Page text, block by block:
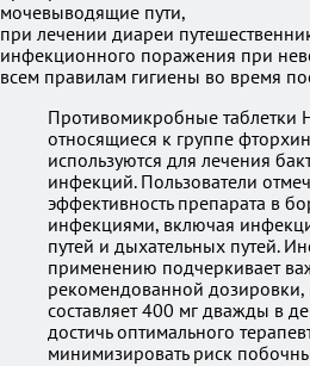
мочевыводящие пути,
при лечении диареи
инфекционного поражения при
всем правилам гигиены во время
Противомикробные таблетки
относящиеся к группе
используются для лечения
инфекций. Пользователи
эффективность препарата в
инфекциями, включая
путей и дыхательных путей.
применению подчеркивает
рекомендованной
составляет 400 мг дважды в
достичь оптимального
минимизировать риск